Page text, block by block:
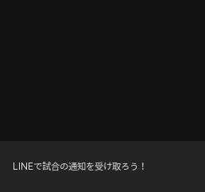
LINEで試合の通知を受け取ろう！